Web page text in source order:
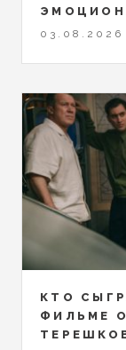
03.08.2026
КТО
ФИЛЬМЕ